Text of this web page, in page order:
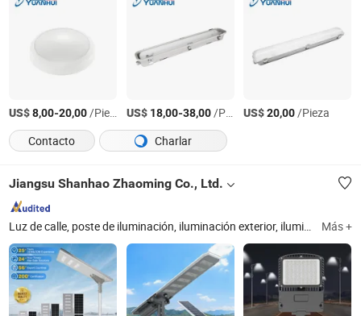
US$8,00-20,00/Pieza US$ 18,00-38,00/Pieza US$20,00/Pieza
Contacto
Charlar
Jiangsu Shanhao Zhaoming Co., Ltd.
Luz de calle, poste de iluminación, iluminación exterior, iluminación LED, luz inteligente Más +